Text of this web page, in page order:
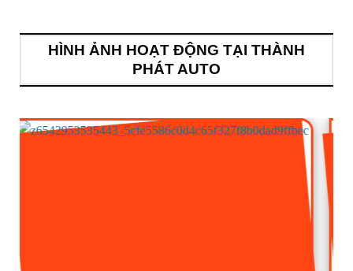
HÌNH ẢNH HOẠT ĐỘNG TẠI THÀNH
PHÁT AUTO